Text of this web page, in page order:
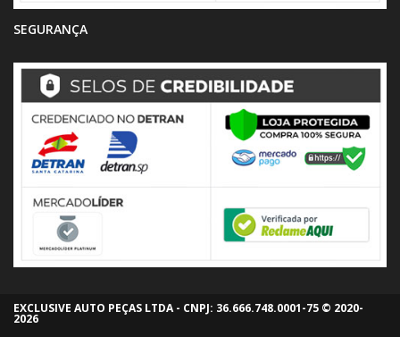
SEGURANÇA
EXCLUSIVE AUTO PEÇAS LTDA - CNPJ: 36.666.748.0001-75 © 2020-
2026